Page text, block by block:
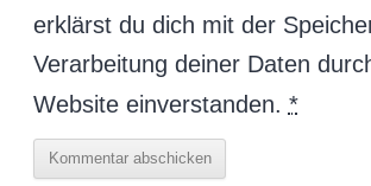
erklärst du dich mit der
Verarbeitung deiner Daten
Website einverstanden. *